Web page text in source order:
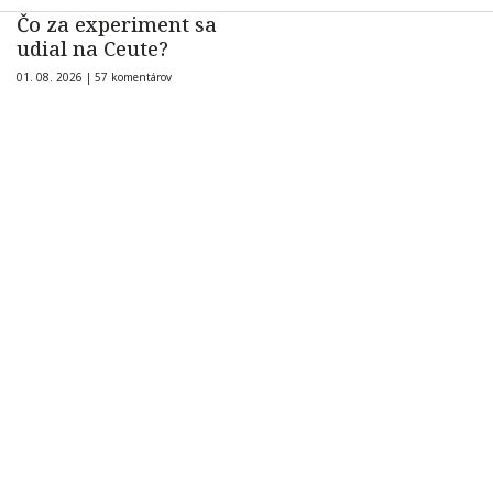
Čo za experiment sa
udial na Ceute?
01. 08. 2026 | 57 komentárov